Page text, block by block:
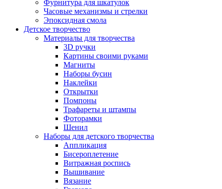
Фурнитура для шкатулок
Часовые механизмы и стрелки
Эпоксидная смола
Детское творчество
Материалы для творчества
3D ручки
Картины своими руками
Магниты
Наборы бусин
Наклейки
Открытки
Помпоны
Трафареты и штампы
Фоторамки
Шенил
Наборы для детского творчества
Аппликация
Бисероплетение
Витражная роспись
Вышивание
Вязание